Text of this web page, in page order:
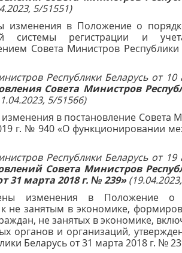
5/51551)
изменения в Положение о
системы регистрации и
Совета Министров
Республики Беларусь от
Совета Министров
5/51566)
в постановление Совета
г. № 940 «О функционировании
Республики Беларусь от
Совета Министров
31 марта 2018 г. № 239»
изменения в Положение о
не занятым в экономике,
не занятых в экономике,
органов и организаций,
Беларусь от 31 марта 2018 г. №